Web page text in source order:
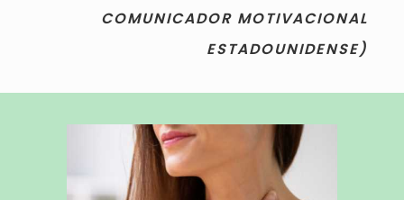
COMUNICADOR MOTIVACIONAL
ESTADOUNIDENSE)